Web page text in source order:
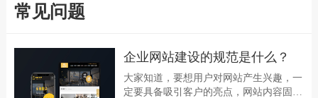
常见问题
企业网站建设的规范是什么？
大家知道，要想用户对网站产生兴趣，一
定要具备吸引客户的亮点，网站内容固然